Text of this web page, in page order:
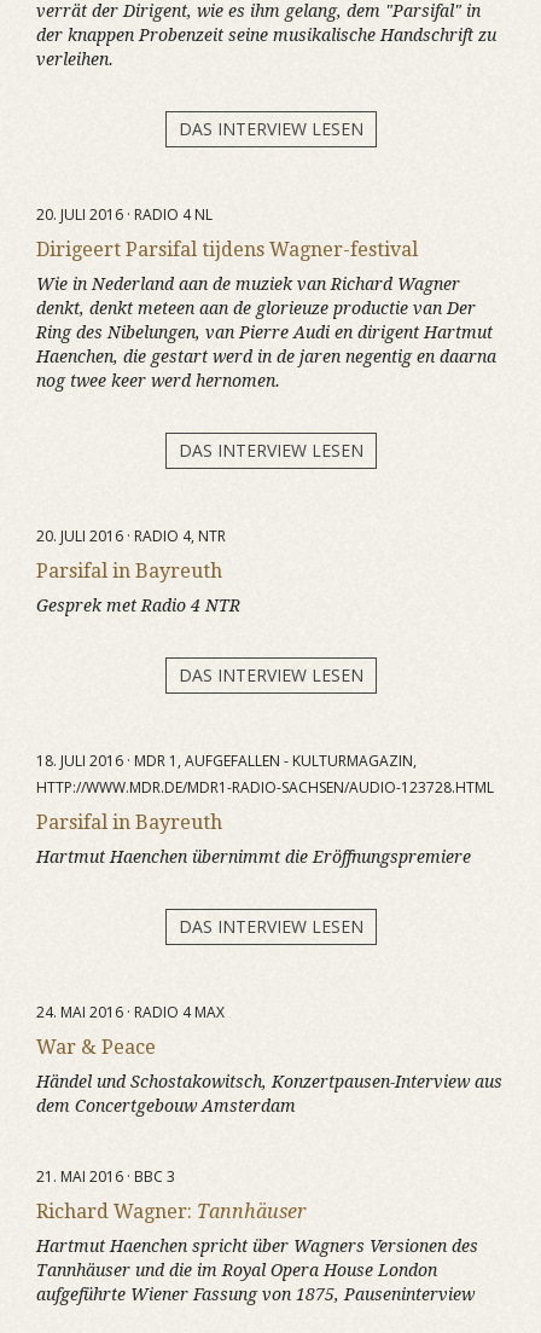
verrät der Dirigent, wie es ihm gelang, dem "Parsifal" in
der knappen Probenzeit seine musikalische Handschrift zu
verleihen.
DAS INTERVIEW LESEN
20. JULI 2016 · RADIO 4 NL
Dirigeert Parsifal tijdens Wagner-festival
Wie in Nederland aan de muziek van Richard Wagner
denkt, denkt meteen aan de glorieuze productie van Der
Ring des Nibelungen, van Pierre Audi en dirigent Hartmut
Haenchen, die gestart werd in de jaren negentig en daarna
nog twee keer werd hernomen.
DAS INTERVIEW LESEN
20. JULI 2016 · RADIO 4, NTR
Parsifal in Bayreuth
Gesprek met Radio 4 NTR
DAS INTERVIEW LESEN
18. JULI 2016 · MDR 1, AUFGEFALLEN - KULTURMAGAZIN,
HTTP://WWW.MDR.DE/MDR1-RADIO-SACHSEN/AUDIO-123728.HTML
Parsifal in Bayreuth
Hartmut Haenchen übernimmt die Eröffnungspremiere
DAS INTERVIEW LESEN
24. MAI 2016 · RADIO 4 MAX
War & Peace
Händel und Schostakowitsch, Konzertpausen-Interview aus
dem Concertgebouw Amsterdam
21. MAI 2016 · BBC 3
Richard Wagner: Tannhäuser
Hartmut Haenchen spricht über Wagners Versionen des
Tannhäuser und die im Royal Opera House London
aufgeführte Wiener Fassung von 1875, Pauseninterview